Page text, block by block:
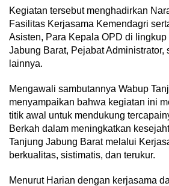
Kegiatan tersebut menghadirkan
Fasilitas Kerjasama Kemendagri
Asisten, Para Kepala OPD di lingkup
Jabung Barat, Pejabat Administrator,
lainnya.
Mengawali sambutannya Wabup
menyampaikan bahwa kegiatan ini
titik awal untuk mendukung
Berkah dalam meningkatkan
Tanjung Jabung Barat melalui
berkualitas, sistimatis, dan terukur.
Menurut Harian dengan kerjasama